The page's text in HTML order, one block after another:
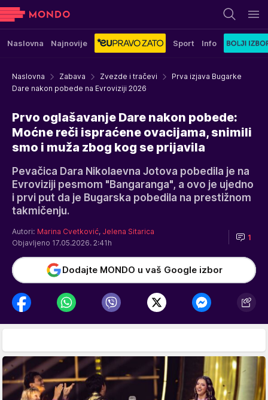
Naslovna Najnovije Sport Info
Naslovna Zabava Zvezde i tračevi
Prva izjava Bugarke
Dare nakon pobede na Evroviziji 2026
Prvo oglašavanje Dare nakon pobede:
Moćne reči ispraćene ovacijama, snimili
smo i muža zbog kog se prijavila
Pevačica Dara Nikolaevna Jotova pobedila je na
Evroviziji pesmom "Bangaranga", a ovo je ujedno
i prvi put da je Bugarska pobedila na prestižnom
takmičenju.
Autori: Marina Cvetković, Jelena Sitarica
Objavljeno 17.05.2026. 2:41h
1
Dodajte MONDO u vaš Google izbor